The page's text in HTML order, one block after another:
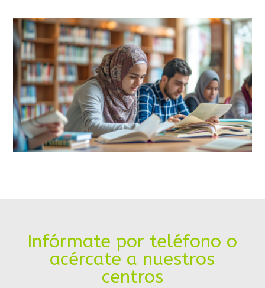
Infórmate por teléfono o
acércate a nuestros
centros